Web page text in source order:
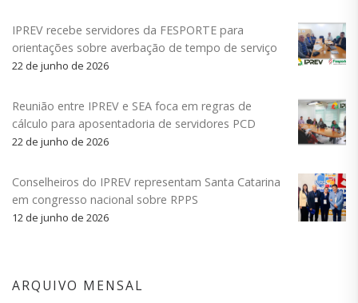
IPREV recebe servidores da FESPORTE para
orientações sobre averbação de tempo de serviço
22 de junho de 2026
Reunião entre IPREV e SEA foca em regras de
cálculo para aposentadoria de servidores PCD
22 de junho de 2026
Conselheiros do IPREV representam Santa Catarina
em congresso nacional sobre RPPS
12 de junho de 2026
ARQUIVO MENSAL